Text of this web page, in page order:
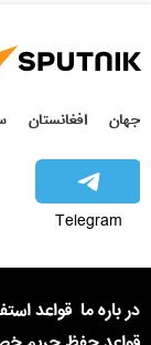
جهان افغانستان
Telegram
در باره ما قواعد